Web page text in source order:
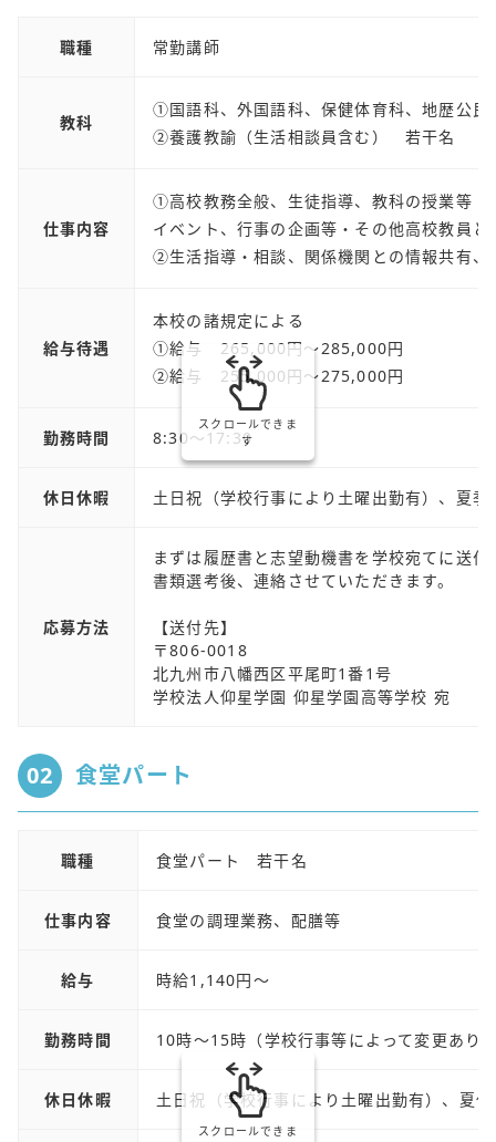
職種 常勤講師
教科
①国語科、外国語科、保健体育科、地歴
②養護教諭（生活相談員含む） 若干名
仕事内容
①高校教務全般、生徒指導、教科の授業等・
イベント、行事の企画等・その他高校教員と
②生活指導・相談、関係機関との情報共有、
給与待遇
本校の諸規定による
①給与 265,000円～285,000円
②給与 255,000円～275,000円
勤務時間 8:30～17:30
休日休暇 土日祝（学校行事により土曜出勤有）、夏季
応募方法
まずは履歴書と志望動機書を学校宛てに送付
書類選考後、連絡させていただきます。
【送付先】
〒806-0018
北九州市八幡西区平尾町1番1号
学校法人仰星学園 仰星学園高等学校 宛
スクロールできま
す
02 食堂パート
職種 食堂パート 若干名
仕事内容 食堂の調理業務、配膳等
給与 時給1,140円～
勤務時間 10時～15時（学校行事等によって変更あり
休日休暇 土日祝（学校行事により土曜出勤有）、夏
スクロールできま